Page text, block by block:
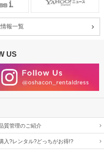
報一覧
US
質管理のご紹介
入?レンタル?どっちがお得!?